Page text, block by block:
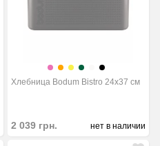
Хлебница Bodum Bistro 24x37 см
2 039 грн. нет в наличии